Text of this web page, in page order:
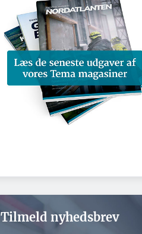
Tilmeld nyhedsbrev